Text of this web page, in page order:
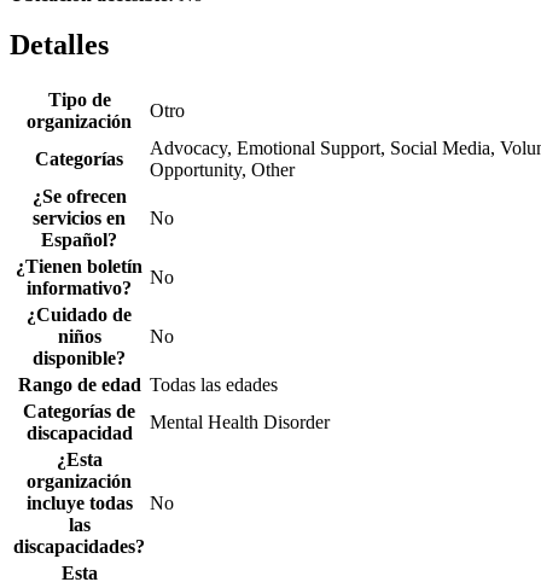
Detalles
Tipo de
organización
Otro
Categorías
Advocacy, Emotional Support, Social Media,
Opportunity, Other
¿Se ofrecen
servicios en
Español?
No
¿Tienen boletín
informativo?
No
¿Cuidado de
niños
disponible?
No
Rango de edad Todas las edades
Categorías de
discapacidad
Mental Health Disorder
¿Esta
organización
incluye todas
las
discapacidades?
No
Esta